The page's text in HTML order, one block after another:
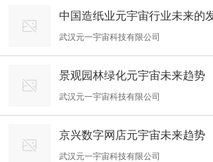
中国造纸业元宇宙行业未来的
武汉元一宇宙科技有限公司
景观园林绿化元宇宙未来趋势
武汉元一宇宙科技有限公司
京兴数字网店元宇宙未来趋势
武汉元一宇宙科技有限公司